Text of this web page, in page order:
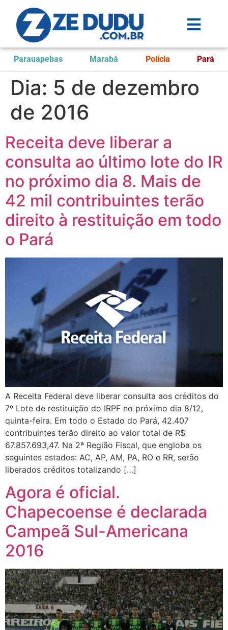
Parauapebas Marabá Polícia Pará
Dia: 5 de dezembro
de 2016
Receita deve liberar a
consulta ao último lote do IR
no próximo dia 8. Mais de
42 mil contribuintes terão
direito à restituição em todo
o Pará
A Receita Federal deve liberar consulta aos créditos do
7º Lote de restituição do IRPF no próximo dia 8/12,
quinta-feira. Em todo o Estado do Pará, 42.407
contribuintes terão direito ao valor total de R$
67.857.693,47. Na 2ª Região Fiscal, que engloba os
seguintes estados: AC, AP, AM, PA, RO e RR, serão
liberados créditos totalizando […]
Agora é oficial.
Chapecoense é declarada
Campeã Sul-Americana
2016